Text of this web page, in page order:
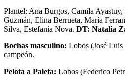
Plantel: Ana Burgos, Camila
Guzmán, Elina Berrueta, María
Silva, Estefanía Nova. DT: Natalia
Bochas masculino: Lobos (José Luis
campeón.
Pelota a Paleta: Lobos (Federico